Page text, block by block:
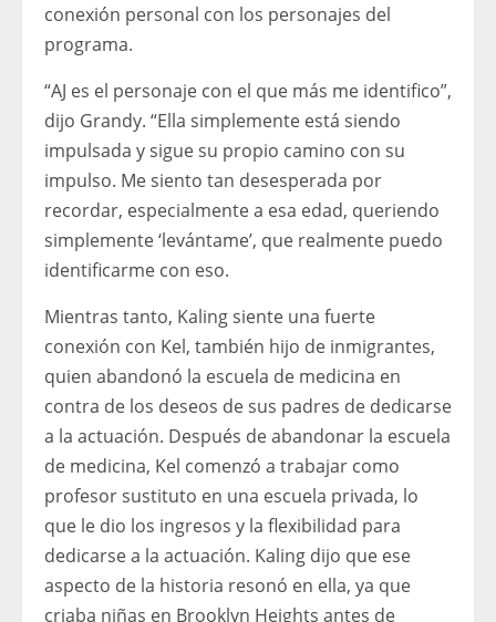
conexión personal con los personajes del
programa.
“AJ es el personaje con el que más me identifico”,
dijo Grandy. “Ella simplemente está siendo
impulsada y sigue su propio camino con su
impulso. Me siento tan desesperada por
recordar, especialmente a esa edad, queriendo
simplemente ‘levántame’, que realmente puedo
identificarme con eso.
Mientras tanto, Kaling siente una fuerte
conexión con Kel, también hijo de inmigrantes,
quien abandonó la escuela de medicina en
contra de los deseos de sus padres de dedicarse
a la actuación. Después de abandonar la escuela
de medicina, Kel comenzó a trabajar como
profesor sustituto en una escuela privada, lo
que le dio los ingresos y la flexibilidad para
dedicarse a la actuación. Kaling dijo que ese
aspecto de la historia resonó en ella, ya que
criaba niñas en Brooklyn Heights antes de